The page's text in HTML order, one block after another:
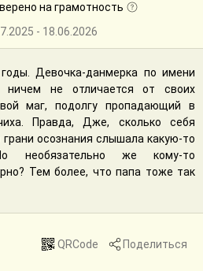
на грамотность
- 18.06.2026
Девочка-данмерка по имени
не отличается от своих
маг, подолгу пропадающий в
Правда, Дже, сколько себя
осознания слышала какую-то
необязательно же кому-то
Тем более, что папа тоже так
QRCode Поделиться